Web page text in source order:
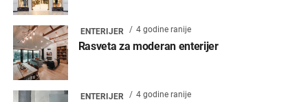
ENTERIJER 4 godine ranije
Rasveta za moderan enterijer
ENTERIJER 4 godine ranije